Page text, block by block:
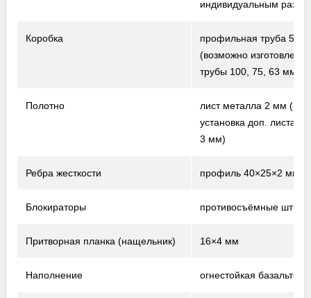
индивидуальным
Коробка
профильная труба
(возможно
трубы 100, 75, 63 мм)
Полотно лист металла 2 мм
установка доп. листа
3 мм)
Ребра жесткости профиль 40×25×2 мм
Блокираторы противосъёмные штыри
Притворная планка (нащельник) 16×4 мм
Наполнение огнестойкая